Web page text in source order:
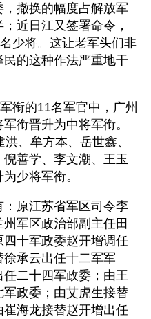
撤换的幅度占解放军
近日江又签署命令，
少将。这让老军头们非
的这种作法严重地干
衔的11名军官中，广州
衔晋升为中将军衔。
、牟方本、岳世鑫、
善学、李文潮、王玉
少将军衔。
原江苏省军区司令李
军区政治部副主任田
十军政委赵开增调任
承云出任十二军军
二十四军政委；由王
政委；由艾虎生接替
海龙接替赵开增出任